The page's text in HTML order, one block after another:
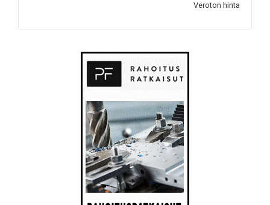
Veroton hinta